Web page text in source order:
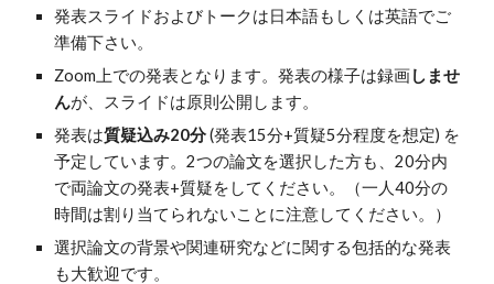
発表スライドおよびトークは日本語もしくは英語でご
準備下さい。
Zoom上での発表となります。発表の様子は録画しませ
んが、スライドは原則公開します。
発表は質疑込み20分 (発表15分+質疑5分程度を想定) を
予定しています。2つの論文を選択した方も、20分内
で両論文の発表+質疑をしてください。（一人40分の
時間は割り当てられないことに注意してください。）
選択論文の背景や関連研究などに関する包括的な発表
も大歓迎です。